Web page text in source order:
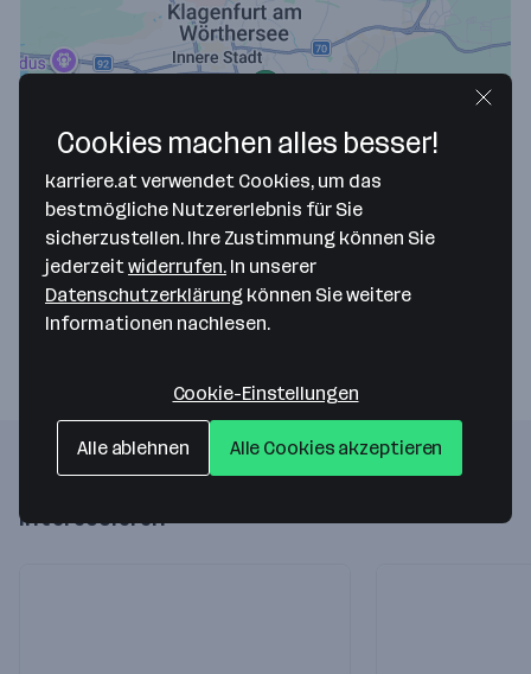
Map data ©2026 Google
Sintschnig & Soria GmbH
Lastenstraße 58
9020 Klagenfurt— Route berechnen
Folgende Firmen könnten dich auch
interessieren
Cookies machen alles besser!
karriere.at verwendet Cookies, um das
bestmögliche Nutzererlebnis für Sie
sicherzustellen. Ihre Zustimmung können Sie
jederzeit widerrufen. In unserer
Datenschutzerklärung können Sie weitere
Informationen nachlesen.
Cookie-Einstellungen
Alle ablehnen Alle Cookies akzeptieren